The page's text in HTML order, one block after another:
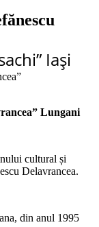
Iaşi
Lungani
cultural și
Delavrancea.
din anul 1995